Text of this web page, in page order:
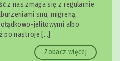
z nas zmaga się z regularnie
snu, migreną,
jelitowymi albo
po nastroje […]
Zobacz więcej
Melatonina – nowy
rytm zdrowia